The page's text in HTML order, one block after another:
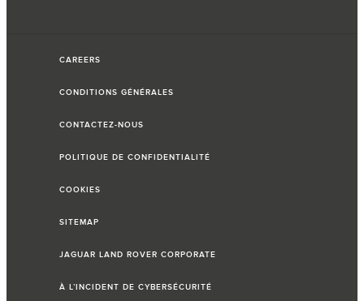
CAREERS
CONDITIONS GÉNÉRALES
CONTACTEZ-NOUS
POLITIQUE DE CONFIDENTIALITÉ
COOKIES
SITEMAP
JAGUAR LAND ROVER CORPORATE
À L’INCIDENT DE CYBERSÉCURITÉ